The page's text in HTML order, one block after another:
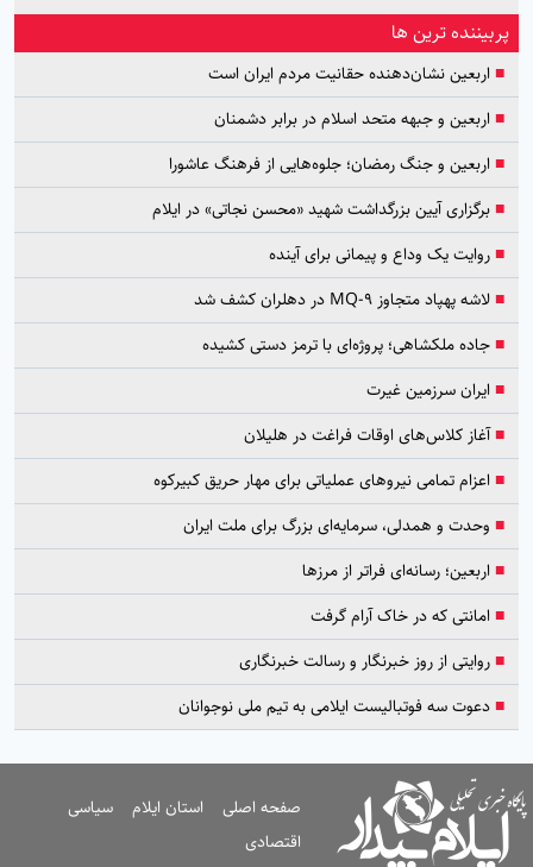
پربیننده ترین ها
■ اربعین نشان‌دهنده حقانیت مردم ایران است
■ اربعین و جبهه متحد اسلام در برابر دشمنان
■ اربعین و جنگ رمضان؛ جلوه‌هایی از فرهنگ عاشورا
■برگزاری آیین بزرگداشت شهید «محسن نجاتی» در ایلام
■روایت یک وداع و پیمانی برای آینده
■لاشه پهپاد متجاوز MQ-9 در دهلران کشف شد
■جاده ملکشاهی؛ پروژه‌ای با ترمز دستی کشیده
■ ایران سرزمین غیرت
■آغاز کلاس‌های اوقات فراغت در هلیلان
■ اعزام تمامی نیروهای عملیاتی برای مهار حریق کبیرکوه
■ وحدت و همدلی، سرمایه‌ای بزرگ برای ملت ایران
■ اربعین؛ رسانه‌ای فراتر از مرزها
■ امانتی که در خاک آرام گرفت
■روایتی از روز خبرنگار و رسالت خبرنگاری
■دعوت سه فوتبالیست ایلامی به تیم ملی نوجوانان
صفحه اصلی استان ایلام
سیاسی
اقتصادی